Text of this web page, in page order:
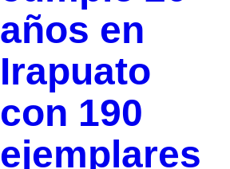
años en
Irapuato
con 190
ejemplares